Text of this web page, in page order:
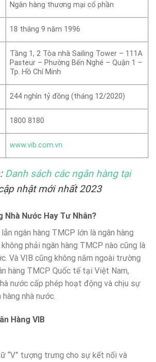
Ngân hàng thương mại cổ phần
18 tháng 9 năm 1996
Tầng 1, 2 Tòa nhà Sailing Tower – 111A
Pasteur – Phường Bến Nghé – Quận 1 –
Tp. Hồ Chí Minh
244 nghìn tỷ đồng (tháng 12/2020)
1800 8180
www.vib.com.vn
Danh sách các ngân hàng tại
nhật mới nhất 2023
Nhà Nước Hay Tư Nhân?
ngân hàng TMCP lớn là ngân hàng
phải ngân hàng TMCP nào cũng là
Và VIB cũng không nằm ngoài trường
hàng TMCP Quốc tế tại Việt Nam,
nước cấp phép hoạt động và chịu sự
nhà nước.
Hàng VIB
“V” tượng trưng cho sự kết nối và